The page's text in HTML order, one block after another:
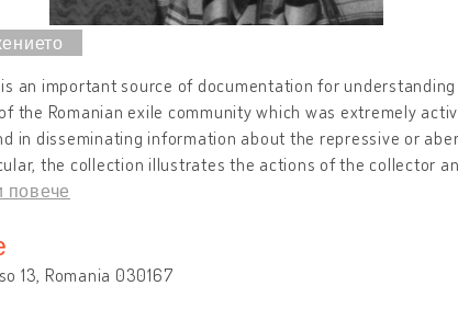
is an important source of documentation for
the Romanian exile community which was extremely
in disseminating information about the repressive or
the collection illustrates the actions of the collector
повече
13, Romania 030167